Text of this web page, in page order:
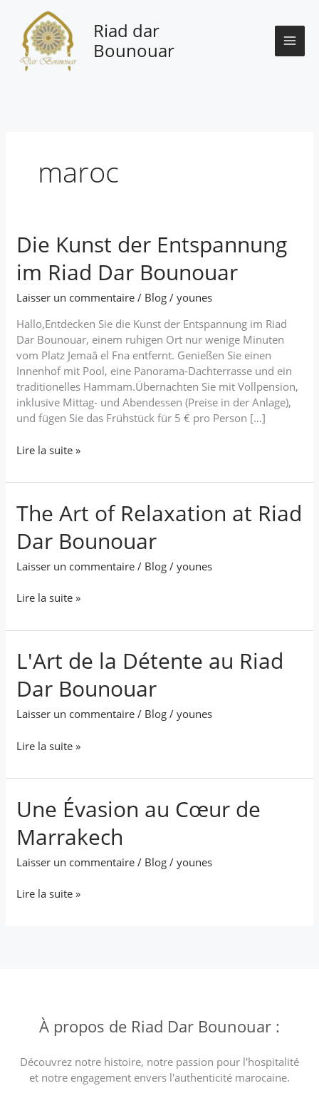
contenu
Riad dar
Bounouar
maroc
Die Kunst der Entspannung
im Riad Dar Bounouar
Laisser un commentaire / Blog /younes
Hallo,Entdecken Sie die Kunst der Entspannung im Riad
Dar Bounouar, einem ruhigen Ort nur wenige Minuten
vom Platz Jemaâ el Fna entfernt. Genießen Sie einen
Innenhof mit Pool, eine Panorama-Dachterrasse und ein
traditionelles Hammam.Übernachten Sie mit Vollpension,
inklusive Mittag- und Abendessen (Preise in der Anlage),
und fügen Sie das Frühstück für 5 € pro Person […]
Die
Kunst
der
Entspannung
im
Riad
Dar
Bounouar
Lire la suite »
The Art of Relaxation at Riad
Dar Bounouar
Laisser un commentaire / Blog /younes
The
Art
of
Relaxation
at
Dar
Lire la suite »
L'Art de la Détente au Riad
Dar Bounouar
Laisser un commentaire / Blog /younes
L'Art
de
la
Détente
au
Dar
Lire la suite »
Une Évasion au Cœur de
Marrakech
Laisser un commentaire / Blog /younes
Une
Évasion
au
Cœur
de
Lire la suite »
À propos de Riad Dar Bounouar :
Découvrez notre histoire, notre passion pour l'hospitalité
et notre engagement envers l'authenticité marocaine.